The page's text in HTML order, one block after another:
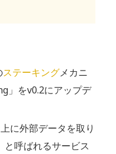
ステーキングメカニ
」をv0.2にアップデ
上に外部データを取り
と呼ばれるサービス